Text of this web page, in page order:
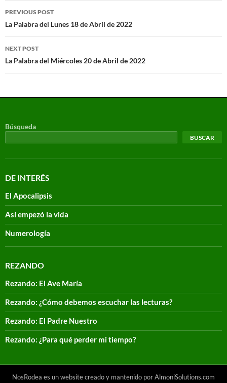
PREVIOUS POST
La Palabra del Lunes 18 de Abril de 2022
NEXT POST
La Palabra del Miércoles 20 de Abril de 2022
Búsqueda
BUSCAR
DE INTERÉS
El Apocalipsis
Así empezó la vida
Numerología
REZANDO
Rezando: El Ave María
Rezando: ¿Cómo debemos escuchar las lecturas?
Rezando: El Padre Nuestro
Rezando: ¿Para qué perder mi tiempo?
NosRodea es un website creado y mantenido por AlmoniSolutions.com